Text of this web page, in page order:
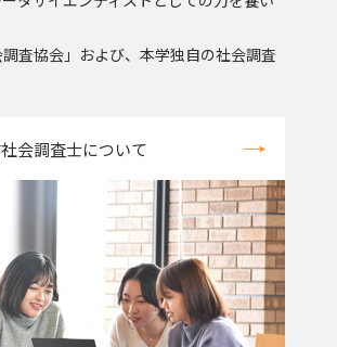
査協会」および、本学独自の社会調査
会調査士について